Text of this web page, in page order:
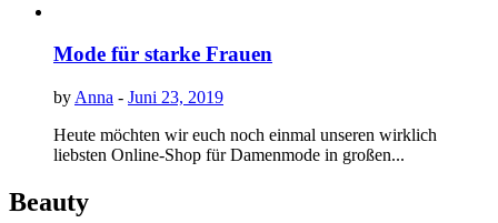
Mode für starke Frauen
by Anna - Juni 23, 2019
Heute möchten wir euch noch einmal unseren wirklich
liebsten Online-Shop für Damenmode in großen...
Beauty